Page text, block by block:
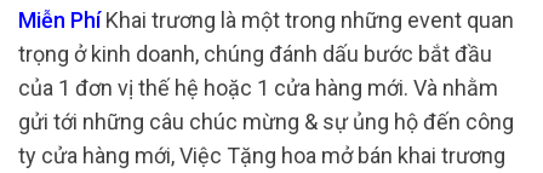
Miễn PhíKhai trương là một trong những event quan
trọng ở kinh doanh, chúng đánh dấu bước bắt đầu
của 1 đơn vị thế hệ hoặc 1 cửa hàng mới. Và nhằm
gửi tới những câu chúc mừng & sự ủng hộ đến công
ty cửa hàng mới, Việc Tặng hoa mở bán khai trương